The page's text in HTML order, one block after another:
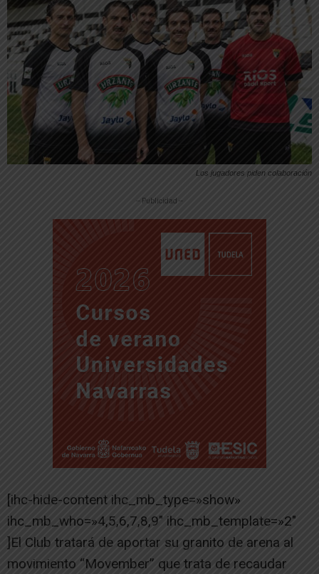
Los jugadores piden colaboración
-- Publicidad --
[ihc-hide-content ihc_mb_type=»show»
ihc_mb_who=»4,5,6,7,8,9″ ihc_mb_template=»2″
]El Club tratará de aportar su granito de arena al
movimiento “Movember” que trata de recaudar